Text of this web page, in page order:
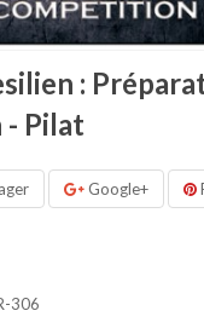
:
Pilat
Google+
306